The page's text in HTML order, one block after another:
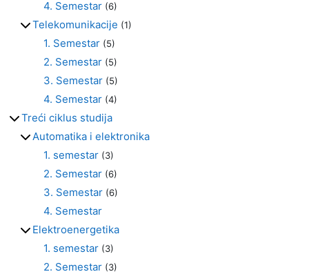
4. Semestar (6)
Telekomunikacije (1)
1. Semestar (5)
2. Semestar (5)
3. Semestar (5)
4. Semestar (4)
Treći ciklus studija
Automatika i elektronika
1. semestar (3)
2. Semestar (6)
3. Semestar (6)
4. Semestar
Elektroenergetika
1. semestar (3)
2. Semestar (3)